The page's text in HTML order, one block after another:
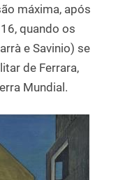
máxima, após
quando os
e Savinio) se
de Ferrara,
Mundial.